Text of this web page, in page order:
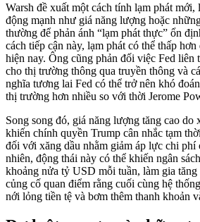
Warsh đề xuất một cách tính lạm phát mới,
động mạnh như giá năng lượng hoặc
thường để phản ánh “lạm phát thực” ổn
cách tiếp cận này, lạm phát có thể thấp
hiện nay. Ông cũng phản đối việc Fed liên
cho thị trường thông qua truyền thông và
nghĩa tương lai Fed có thể trở nên khó
thị trường hơn nhiều so với thời Jerome
Song song đó, giá năng lượng tăng cao do
khiến chính quyền Trump cân nhắc tạm
đối với xăng dầu nhằm giảm áp lực chi
nhiên, động thái này có thể khiến ngân
khoảng nửa tỷ USD mỗi tuần, làm gia
củng cố quan điểm rằng cuối cùng hệ
nới lỏng tiền tệ và bơm thêm thanh khoản